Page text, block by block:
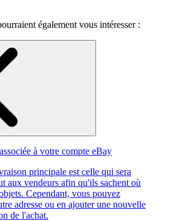
également vous intéresser :
à votre compte eBay
principale est celle qui sera
aux vendeurs afin qu'ils sachent où
Cependant, vous pouvez
adresse ou en ajouter une nouvelle
de l'achat.